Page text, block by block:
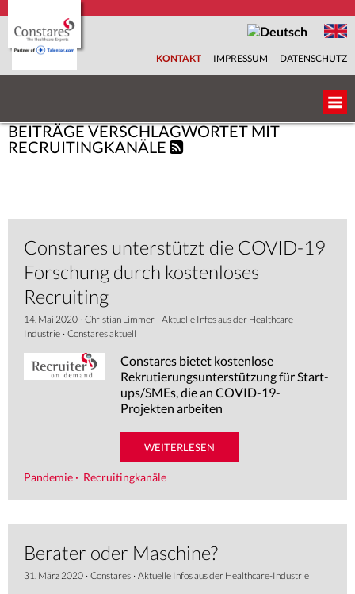
KONTAKT IMPRESSUM DATENSCHUTZ
ÜBER UNS
BRANCHEN
SERVICES
KARRIEREPORTAL
REFERENZEN
BEITRÄGE VERSCHLAGWORTET MIT
RECRUITINGKANÄLE
Constares unterstützt die COVID-19
Forschung durch kostenloses
Recruiting
14. Mai 2020 · Christian Limmer · Aktuelle Infos aus der Healthcare-
Industrie · Constares aktuell
Constares bietet kostenlose
Rekrutierungsunterstützung für Start-
ups/SMEs, die an COVID-19-
Projekten arbeiten
WEITERLESEN
Pandemie · Recruitingkanäle
Berater oder Maschine?
31. März 2020 · Constares · Aktuelle Infos aus der Healthcare-Industrie